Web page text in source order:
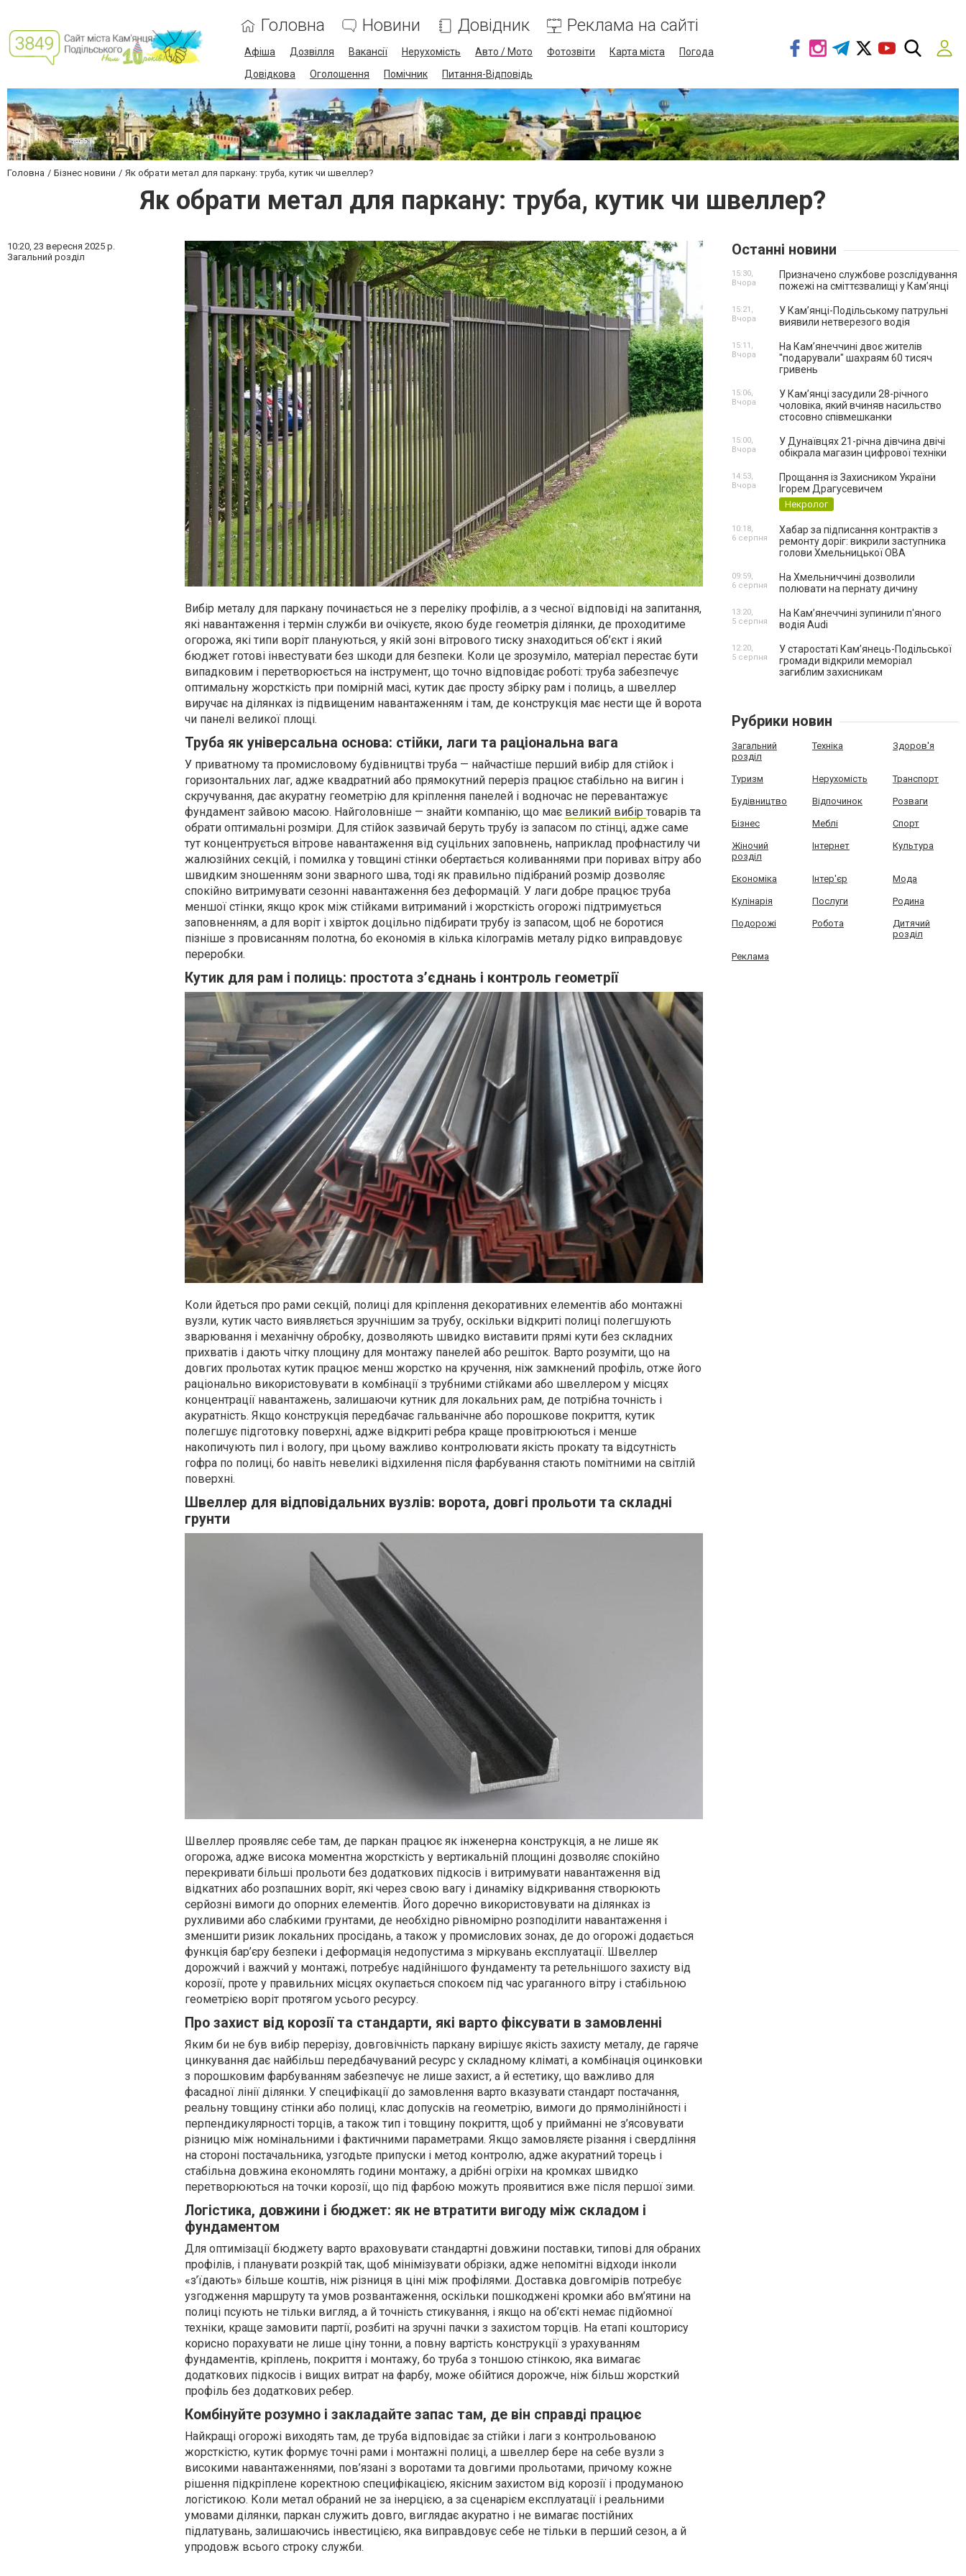
Головна Новини Довідник Реклама на сайті
Афіша Дозвілля Вакансії Нерухомість Авто / Мото Фотозвіти Карта міста
Погода
Довідкова
Оголошення Помічник Питання-Відповідь
Головна Бізнес новини Як обрати метал для паркану: труба, кутик чи швеллер?
Як обрати метал для паркану: труба, кутик чи швеллер?
10:20, 23 вересня 2025 р.
Загальний розділ
Вибір металу для паркану починається не з переліку профілів, а з чесної відповіді на запитання,
які навантаження і термін служби ви очікуєте, якою буде геометрія ділянки, де проходитиме
огорожа, які типи воріт плануються, у якій зоні вітрового тиску знаходиться об’єкт і який
бюджет готові інвестувати без шкоди для безпеки. Коли це зрозуміло, матеріал перестає бути
випадковим і перетворюється на інструмент, що точно відповідає роботі: труба забезпечує
оптимальну жорсткість при помірній масі, кутик дає просту збірку рам і полиць, а швеллер
виручає на ділянках із підвищеним навантаженням і там, де конструкція має нести ще й ворота
чи панелі великої площі.
Труба як універсальна основа: стійки, лаги та раціональна вага
У приватному та промисловому будівництві труба — найчастіше перший вибір для стійок і
горизонтальних лаг, адже квадратний або прямокутний переріз працює стабільно на вигин і
скручування, дає акуратну геометрію для кріплення панелей і водночас не перевантажує
фундамент зайвою масою. Найголовніше — знайти компанію, що має великий вибір товарів та
обрати оптимальні розміри. Для стійок зазвичай беруть трубу із запасом по стінці, адже саме
тут концентрується вітрове навантаження від суцільних заповнень, наприклад профнастилу чи
жалюзійних секцій, і помилка у товщині стінки обертається коливаннями при поривах вітру або
швидким зношенням зони зварного шва, тоді як правильно підібраний розмір дозволяє
спокійно витримувати сезонні навантаження без деформацій. У лаги добре працює труба
меншої стінки, якщо крок між стійками витриманий і жорсткість огорожі підтримується
заповненням, а для воріт і хвірток доцільно підбирати трубу із запасом, щоб не боротися
пізніше з провисанням полотна, бо економія в кілька кілограмів металу рідко виправдовує
переробки.
Кутик для рам і полиць: простота з’єднань і контроль геометрії
Коли йдеться про рами секцій, полиці для кріплення декоративних елементів або монтажні
вузли, кутик часто виявляється зручнішим за трубу, оскільки відкриті полиці полегшують
зварювання і механічну обробку, дозволяють швидко виставити прямі кути без складних
прихватів і дають чітку площину для монтажу панелей або решіток. Варто розуміти, що на
довгих прольотах кутик працює менш жорстко на кручення, ніж замкнений профіль, отже його
раціонально використовувати в комбінації з трубними стійками або швеллером у місцях
концентрації навантажень, залишаючи кутник для локальних рам, де потрібна точність і
акуратність. Якщо конструкція передбачає гальванічне або порошкове покриття, кутик
полегшує підготовку поверхні, адже відкриті ребра краще провітрюються і менше
накопичують пил і вологу, при цьому важливо контролювати якість прокату та відсутність
гофра по полиці, бо навіть невеликі відхилення після фарбування стають помітними на світлій
поверхні.
Швеллер для відповідальних вузлів: ворота, довгі прольоти та складні
грунти
Швеллер проявляє себе там, де паркан працює як інженерна конструкція, а не лише як
огорожа, адже висока моментна жорсткість у вертикальній площині дозволяє спокійно
перекривати більші прольоти без додаткових підкосів і витримувати навантаження від
відкатних або розпашних воріт, які через свою вагу і динаміку відкривання створюють
серйозні вимоги до опорних елементів. Його доречно використовувати на ділянках із
рухливими або слабкими грунтами, де необхідно рівномірно розподілити навантаження і
зменшити ризик локальних просідань, а також у промислових зонах, де до огорожі додається
функція бар’єру безпеки і деформація недопустима з міркувань експлуатації. Швеллер
дорожчий і важчий у монтажі, потребує надійнішого фундаменту та ретельнішого захисту від
корозії, проте у правильних місцях окупається спокоєм під час ураганного вітру і стабільною
геометрією воріт протягом усього ресурсу.
Про захист від корозії та стандарти, які варто фіксувати в замовленні
Яким би не був вибір перерізу, довговічність паркану вирішує якість захисту металу, де гаряче
цинкування дає найбільш передбачуваний ресурс у складному кліматі, а комбінація оцинковки
з порошковим фарбуванням забезпечує не лише захист, а й естетику, що важливо для
фасадної лінії ділянки. У специфікації до замовлення варто вказувати стандарт постачання,
реальну товщину стінки або полиці, клас допусків на геометрію, вимоги до прямолінійності і
перпендикулярності торців, а також тип і товщину покриття, щоб у прийманні не з’ясовувати
різницю між номінальними і фактичними параметрами. Якщо замовляєте різання і свердління
на стороні постачальника, узгодьте припуски і метод контролю, адже акуратний торець і
стабільна довжина економлять години монтажу, а дрібні огріхи на кромках швидко
перетворюються на точки корозії, що під фарбою можуть проявитися вже після першої зими.
Логістика, довжини і бюджет: як не втратити вигоду між складом і
фундаментом
Для оптимізації бюджету варто враховувати стандартні довжини поставки, типові для обраних
профілів, і планувати розкрій так, щоб мінімізувати обрізки, адже непомітні відходи інколи
«з’їдають» більше коштів, ніж різниця в ціні між профілями. Доставка довгомірів потребує
узгодження маршруту та умов розвантаження, оскільки пошкоджені кромки або вм’ятини на
полиці псують не тільки вигляд, а й точність стикування, і якщо на об’єкті немає підйомної
техніки, краще замовити партії, розбиті на зручні пачки з захистом торців. На етапі кошторису
корисно порахувати не лише ціну тонни, а повну вартість конструкції з урахуванням
фундаментів, кріплень, покриття і монтажу, бо труба з тоншою стінкою, яка вимагає
додаткових підкосів і вищих витрат на фарбу, може обійтися дорожче, ніж більш жорсткий
профіль без додаткових ребер.
Комбінуйте розумно і закладайте запас там, де він справді працює
Найкращі огорожі виходять там, де труба відповідає за стійки і лаги з контрольованою
жорсткістю, кутик формує точні рами і монтажні полиці, а швеллер бере на себе вузли з
високими навантаженнями, пов’язані з воротами та довгими прольотами, причому кожне
рішення підкріплене коректною специфікацією, якісним захистом від корозії і продуманою
логістикою. Коли метал обраний не за інерцією, а за сценарієм експлуатації і реальними
умовами ділянки, паркан служить довго, виглядає акуратно і не вимагає постійних
підлатувань, залишаючись інвестицією, яка виправдовує себе не тільки в перший сезон, а й
упродовж всього строку служби.
Останні новини
Призначено службове розслідування
пожежі на сміттєзвалищі у Кам’янці
15:30,
Вчора
У Кам’янці-Подільському патрульні
виявили нетверезого водія
15:21,
Вчора
На Камʼянеччині двоє жителів
"подарували" шахраям 60 тисяч
гривень
15:11,
Вчора
У Камʼянці засудили 28-річного
чоловіка, який вчиняв насильство
стосовно співмешканки
15:06,
Вчора
У Дунаївцях 21-річна дівчина двічі
обікрала магазин цифрової техніки
15:00,
Вчора
Прощання із Захисником України
Ігорем Драгусевичем
Некролог
14:53,
Вчора
Хабар за підписання контрактів з
ремонту доріг: викрили заступника
голови Хмельницької ОВА
10:18,
6 серпня
На Хмельниччині дозволили
полювати на пернату дичину
09:59,
6 серпня
На Камʼянеччині зупинили п'яного
водія Audi
13:20,
5 серпня
У старостаті Кам’янець-Подільської
громади відкрили меморіал
загиблим захисникам
12:20,
5 серпня
Рубрики новин
Загальний
розділ
Техніка Здоров'я
Туризм Нерухомість Транспорт
Будівництво Відпочинок Розваги
Бізнес Меблі Спорт
Жіночий
розділ
Інтернет Культура
Економіка Інтер'єр Мода
Кулінарія Послуги Родина
Подорожі Робота
Дитячий
розділ
Реклама